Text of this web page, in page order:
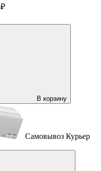
₽
В корзину
Самовывоз Курьер